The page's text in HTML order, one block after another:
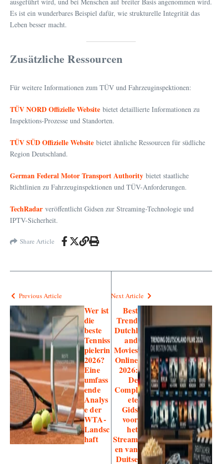
Es ist ein wunderbares Beispiel dafür, wie strukturelle Integrität das
Leben besser macht.
Zusätzliche Ressourcen
Für weitere Informationen zum TÜV und Fahrzeuginspektionen:
TÜV NORD Offizielle Website bietet detaillierte Informationen zu
Inspektions-Prozesse und Standorten.
TÜV SÜD Offizielle Website bietet ähnliche Ressourcen für südliche
Region Deutschland.
German Federal Motor Transport Authority bietet staatliche
Richtlinien zu Fahrzeuginspektionen und TÜV-Anforderungen.
TechRadar veröffentlicht Gidsen zur Streaming-Technologie und
IPTV-Sicherheit.
Share Article
Previous Article
Wer ist
die
beste
Tenniss
pielerin
2026?
Eine
umfass
ende
Analys
e der
WTA-
Landsc
haft
Next Article
Best
Trend
Dutchl
and
Movies
Online
2026:
De
Compl
ete
Gids
voor
het
Stream
en van
Duitse